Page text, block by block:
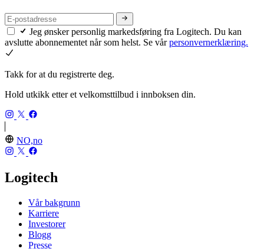
Jeg ønsker personlig markedsføring fra Logitech. Du kan
avslutte abonnementet når som helst. Se vårpersonvernerklæring.
Takk for at du registrerte deg.
Hold utkikk etter et velkomsttilbud i innboksen din.
NO,no
Logitech
Vår bakgrunn
Karriere
Investorer
Blogg
Presse